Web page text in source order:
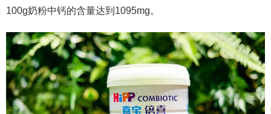
100g奶粉中钙的含量达到1095mg。